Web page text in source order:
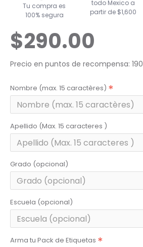
Tu compra es
100% segura
todo Mexico a
partir de $1,600
$290.00
Precio en puntos de recompensa: 190
Nombre (max. 15 caractères)
Apellido (Max. 15 caracteres )
Grado (opcional)
Escuela (opcional)
Arma tu Pack de Etiquetas